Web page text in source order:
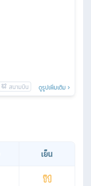
ดูรูปเพิ่มเติม
เย็น